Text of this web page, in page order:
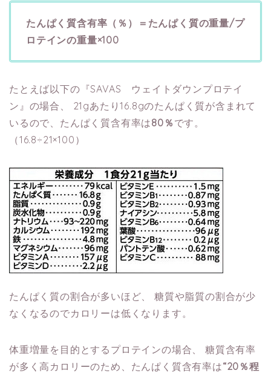
たんぱく質含有率（％）＝たんぱく質の重量/プ
ロテインの重量×100
たとえば以下の『SAVAS ウェイトダウンプロテイ
ン』の場合、
21gあたり16.8gのたんぱく質が含まれて
いるので、たんぱく質含有率は80％ です。
（16.8÷21×100）
たんぱく質の割合が多いほど、
糖質や脂質の割合が少
なくなるのでカロリーは低くなります。
体重増量を目的とするプロテインの場合、
糖質含有率
が多く高カロリーのため、たんぱく質含有率は“20％程